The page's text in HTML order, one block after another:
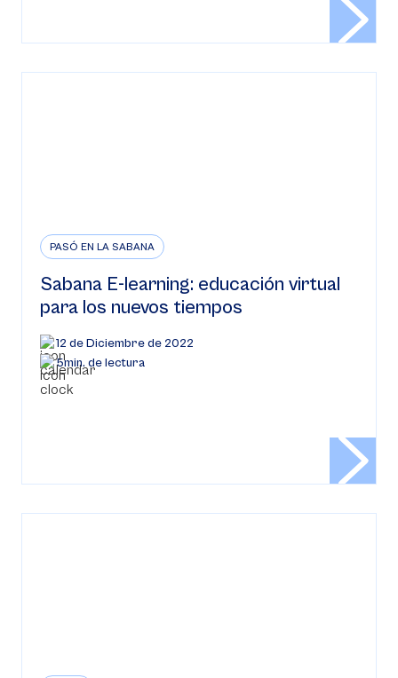
PASÓ EN LA SABANA
Sabana E-learning: educación virtual
para los nuevos tiempos
12 de Diciembre de 2022
5min. de lectura